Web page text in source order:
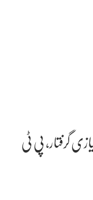
گرفتار، پی ٹی